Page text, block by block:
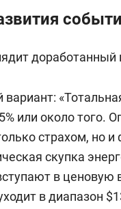
доработанный
или около того.
страхом, но
скупка
в ценовую
в диапазон